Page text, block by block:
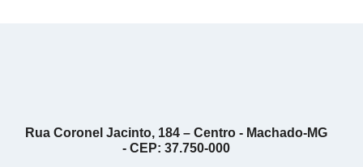
Rua Coronel Jacinto, 184 – Centro - Machado-MG
- CEP: 37.750-000